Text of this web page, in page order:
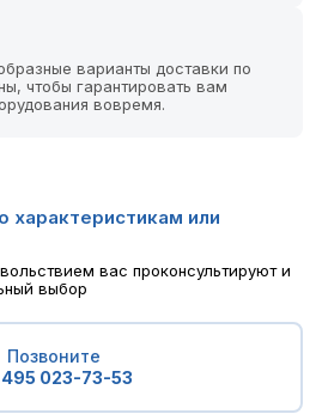
варианты доставки по
чтобы гарантировать вам
вовремя.
характеристикам или
вас проконсультируют и
выбор
Позвоните
495 023-73-53